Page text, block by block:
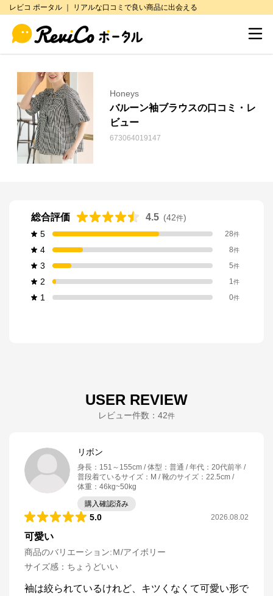
レビコ ポータル ｜ リアルな口コミで良い商品に出会える
Honeys
バルーン袖ブラウスの口コミ・レ
ビュー
673064019147
総合評価 4.5 (42件)
5
28件
4 8件
3 5件
2 1件
1 0件
USER REVIEW
レビュー件数： 42件
リボン
身長 ： 151～155cm 体型 ： 普通 年代 ： 20代前半
普段着ているサイズ ： M 靴のサイズ ： 22.5cm
体重 ： 46kg~50kg
購入確認済み
5.0 2026.08.02
可愛い
商品のバリエーション:Ｍ/アイボリー
サイズ感 ： ちょうどいい
袖は絞られているけれど、キツくなくて可愛い形で